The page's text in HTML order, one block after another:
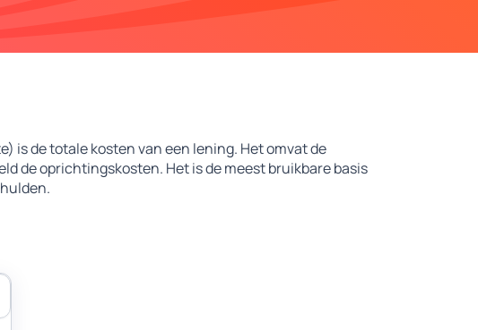
is de totale kosten van een lening. Het omvat de
de oprichtingskosten. Het is de meest bruikbare basis